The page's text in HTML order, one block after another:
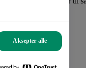
Aksepter alle